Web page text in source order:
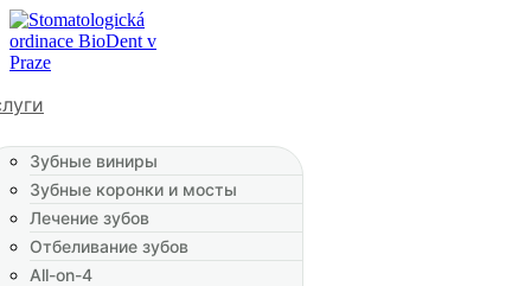
Зубные виниры
Зубные коронки и мосты
Лечение зубов
Отбеливание зубов
All-on-4